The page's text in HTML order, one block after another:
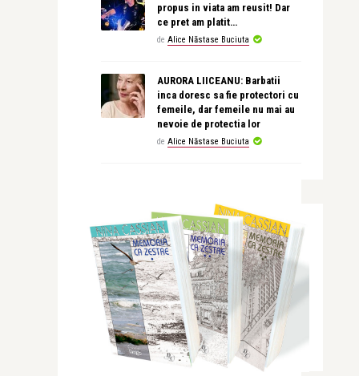
propus in viata am reusit! Dar
ce pret am platit…
de Alice Năstase Buciuta
AURORA LIICEANU: Barbatii
inca doresc sa fie protectori cu
femeile, dar femeile nu mai au
nevoie de protectia lor
de Alice Năstase Buciuta